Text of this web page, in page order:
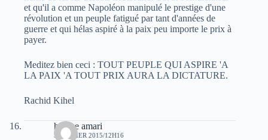
et qu'il a comme Napoléon manipulé le prestige d'une
révolution et un peuple fatigué par tant d'années de
guerre et qui hélas aspiré à la paix peu importe le prix à
payer.
Meditez bien ceci : TOUT PEUPLE QUI ASPIRE 'A
LA PAIX 'A TOUT PRIX AURA LA DICTATURE.
Rachid Kihel
hocine amari
5 JANVIER 2015/12H16